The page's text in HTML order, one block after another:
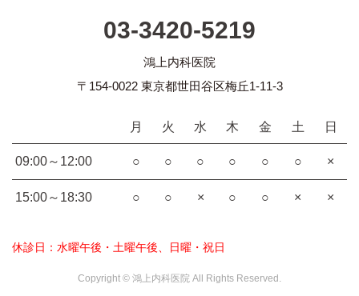
03-3420-5219
鴻上内科医院
〒154-0022 東京都世田谷区梅丘1-11-3
月 火 水 木 金 土 日
09:00～12:00 ○ ○ ○ ○ ○ ○ ×
15:00～18:30 ○ ○ × ○ ○ × ×
休診日：水曜午後・土曜午後、日曜・祝日
Copyright © 鴻上内科医院 All Rights Reserved.